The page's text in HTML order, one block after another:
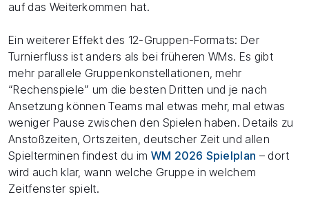
auf das Weiterkommen hat.
Ein weiterer Effekt des 12-Gruppen-Formats: Der
Turnierfluss ist anders als bei früheren WMs. Es gibt
mehr parallele Gruppenkonstellationen, mehr
“Rechenspiele” um die besten Dritten und je nach
Ansetzung können Teams mal etwas mehr, mal etwas
weniger Pause zwischen den Spielen haben. Details zu
Anstoßzeiten, Ortszeiten, deutscher Zeit und allen
Spielterminen findest du im WM 2026 Spielplan – dort
wird auch klar, wann welche Gruppe in welchem
Zeitfenster spielt.